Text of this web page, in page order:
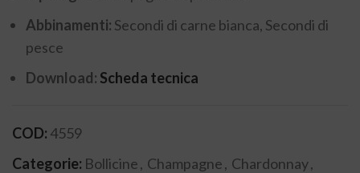
Abbinamenti: Secondi di carne bianca, Secondi di
pesce
Download: Scheda tecnica
COD: 4559
Categorie: Bollicine, Champagne, Chardonnay,